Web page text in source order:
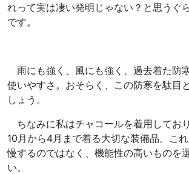
れって実は凄い発明じゃない？と思うぐ
です。
雨にも強く、風にも強く、過去着た防
使いやすさ。おそらく、この防寒を駄目
しょう。
ちなみに私はチャコールを着用してお
10月から4月まで着る大切な装備品。こ
慢するのではなく、機能性の高いものを
い。